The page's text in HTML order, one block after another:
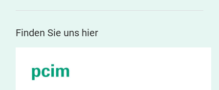
Finden Sie uns hier